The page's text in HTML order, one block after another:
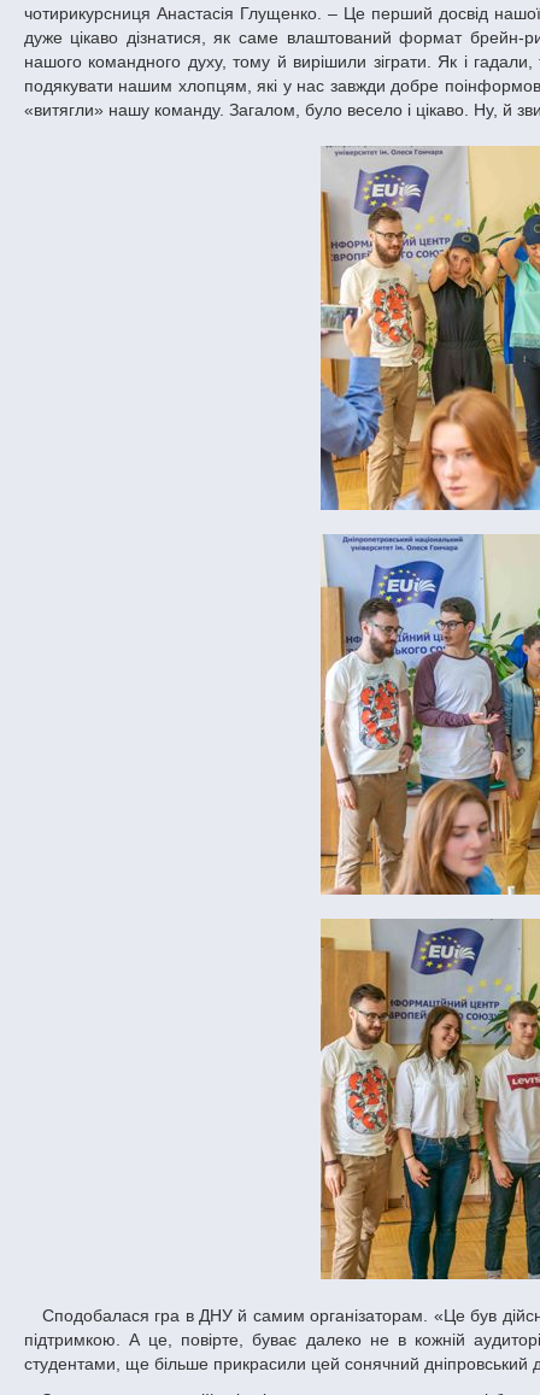
чотирикурсниця Анастасія Глущенко. – Це перший досвід
дуже цікаво дізнатися, як саме влаштований формат
нашого командного духу, тому й вирішили зіграти. Як і
подякувати нашим хлопцям, які у нас завжди добре
«витягли» нашу команду. Загалом, було весело і цікаво. Ну, й
Сподобалася гра в ДНУ й самим організаторам. «Це був дійсно душевний захід. Команди порадували своєю жвавістю, а глядачі – гарячою
підтримкою. А це, повірте, буває далеко не в кожній
студентами, ще більше прикрасили цей сонячний дніпровський